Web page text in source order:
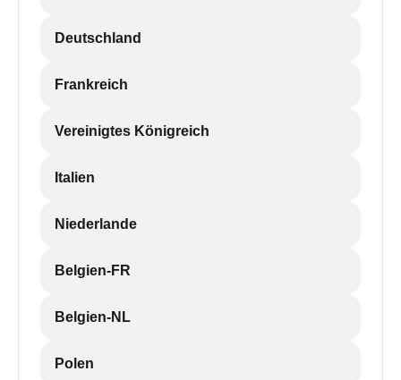
Deutschland
Frankreich
Vereinigtes Königreich
Italien
Niederlande
Belgien-FR
Belgien-NL
Polen